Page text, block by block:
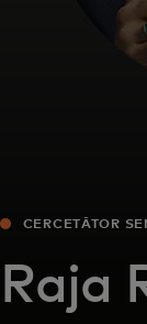
CERCETĂTOR
Raja